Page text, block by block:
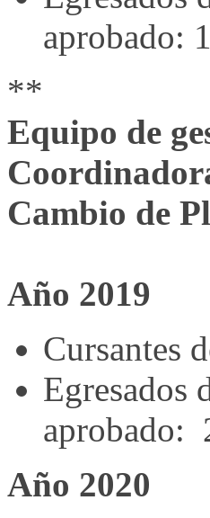
aprobado:
**
Equipo de
Cambio de
Año 2019
Cursantes
Egresados
aprobado:
Año 2020